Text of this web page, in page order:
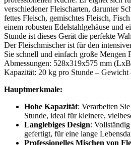
verschiedener Fleischarten, darunter
fettes Fleisch, gemischtes Fleisch,
einem robusten Edelstahlgehäuse und
Stunde ist dieses Gerät die perfekte
Der Fleischmischer ist für den
Sie schnell und einfach große Mengen
Abmessungen: 528x319x575 mm
Kapazität: 20 kg pro Stunde – Gewicht
Hauptmerkmale:
Hohe Kapazität: Verarbeiten
Stunde, ideal für kleinere,
Langlebiges Design:
gefertigt, für eine lange
Professionelles Mischen von